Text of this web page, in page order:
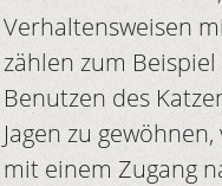
Verhaltensweisen
zählen zum
Benutzen des
Jagen zu
mit einem Zugang